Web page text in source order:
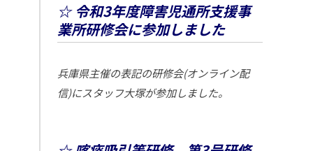
☆ 令和3年度障害児通所支援事
業所研修会に参加しました
兵庫県主催の表記の研修会(オンライン配
信)にスタッフ大塚が参加しました。